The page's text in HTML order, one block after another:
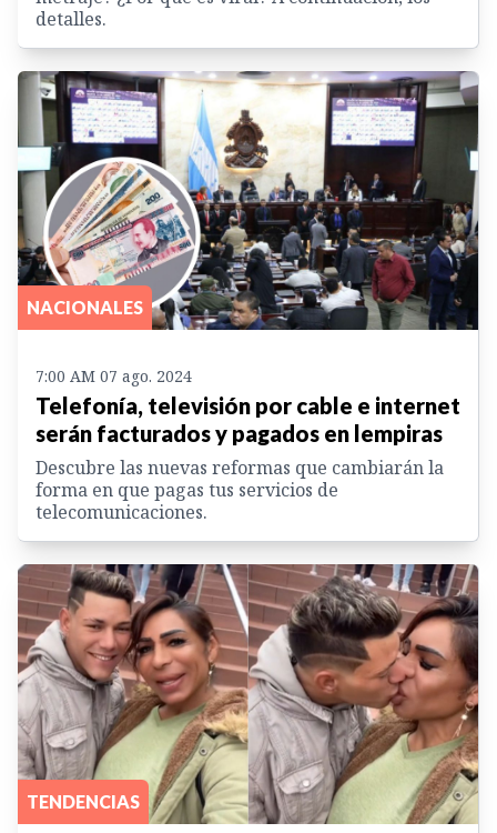
detalles.
NACIONALES
7:00 AM 07 ago. 2024
Telefonía, televisión por cable e internet
serán facturados y pagados en lempiras
Descubre las nuevas reformas que cambiarán la
forma en que pagas tus servicios de
telecomunicaciones.
TENDENCIAS